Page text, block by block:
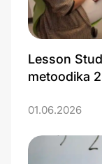
Lesson
metoodika
01.06.2026